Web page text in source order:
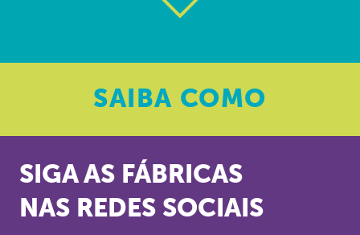
SAIBA COMO
SIGA AS FÁBRICAS
NAS REDES SOCIAIS